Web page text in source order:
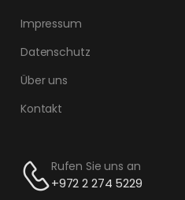
Impressum
Datenschutz
Über uns
Kontakt
Rufen Sie uns an
+972 2 274 5229